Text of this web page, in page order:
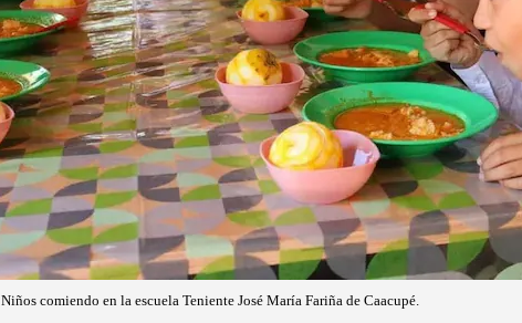
Niños comiendo en la escuela Teniente José María Fariña de Caacupé.